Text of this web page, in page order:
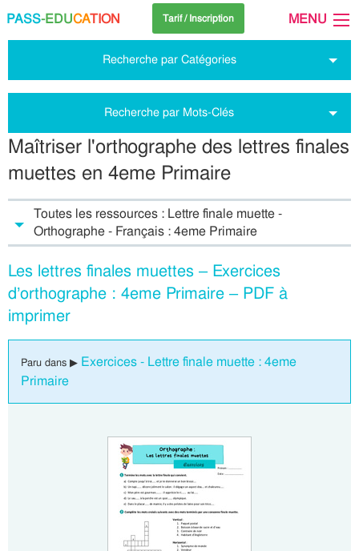
PASS-EDUCATION Tarif / Inscription MENU
Recherche par Catégories
Recherche par Mots-Clés
Maîtriser l'orthographe des lettres finales
muettes en 4eme Primaire
Toutes les ressources : Lettre finale muette -
Orthographe - Français : 4eme Primaire
Les lettres finales muettes – Exercices
d’orthographe : 4eme Primaire – PDF à
imprimer
Paru dans ▶ Exercices - Lettre finale muette : 4eme
Primaire